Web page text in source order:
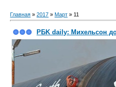
Главная »2017 » Март » 11
PБK daily: Михельсон